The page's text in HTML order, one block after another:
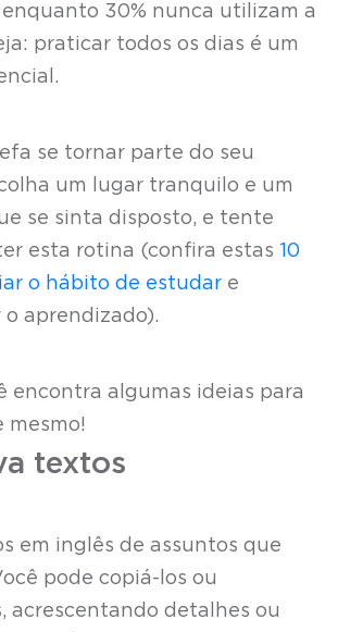
30% nunca utilizam a
praticar todos os dias é um
se tornar parte do seu
um lugar tranquilo e um
se sinta disposto, e tente
esta rotina (confira estas 10
o hábito de estudar e
aprendizado).
encontra algumas ideias para
mesmo!
textos
em inglês de assuntos que
pode copiá-los ou
acrescentando detalhes ou